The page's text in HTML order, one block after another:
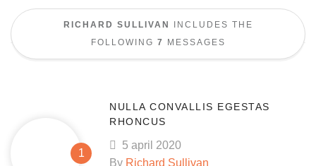
RICHARD SULLIVAN
INCLUDES THE
FOLLOWING 7 MESSAGES
NULLA CONVALLIS EGESTAS
RHONCUS
5 april 2020
By Richard Sullivan